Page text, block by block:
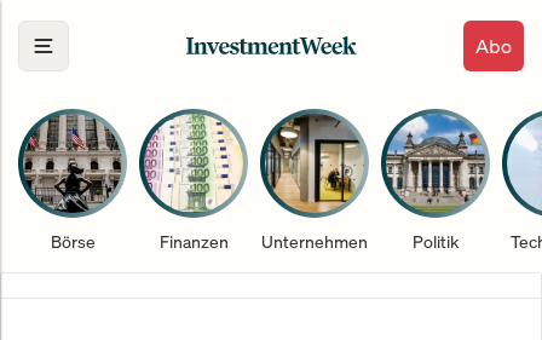
Abo
Börse Finanzen Unternehmen Politik